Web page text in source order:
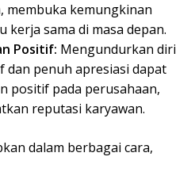
membuka kemungkinan
sama di masa depan.
Positif: Mengundurkan diri
dan penuh apresiasi dapat
positif pada perusahaan,
reputasi karyawan.
dalam berbagai cara,